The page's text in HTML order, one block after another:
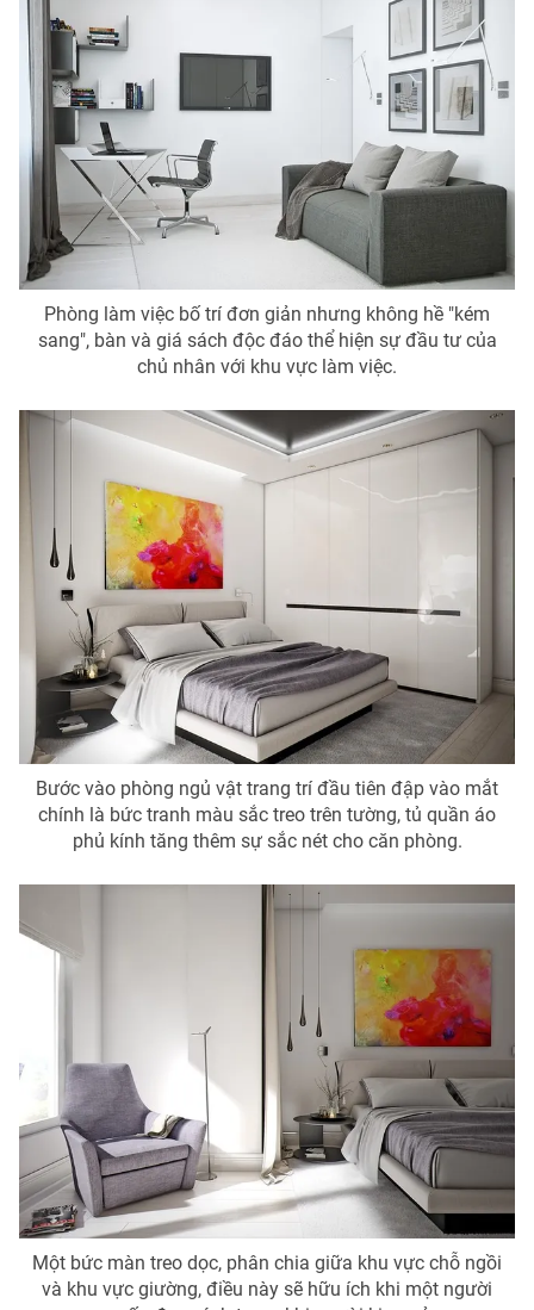
Phòng làm việc bố trí đơn giản nhưng không hề "kém
sang", bàn và giá sách độc đáo thể hiện sự đầu tư của
chủ nhân với khu vực làm việc.
Bước vào phòng ngủ vật trang trí đầu tiên đập vào mắt
chính là bức tranh màu sắc treo trên tường, tủ quần áo
phủ kính tăng thêm sự sắc nét cho căn phòng.
Một bức màn treo dọc, phân chia giữa khu vực chỗ ngồi
và khu vực giường, điều này sẽ hữu ích khi một người